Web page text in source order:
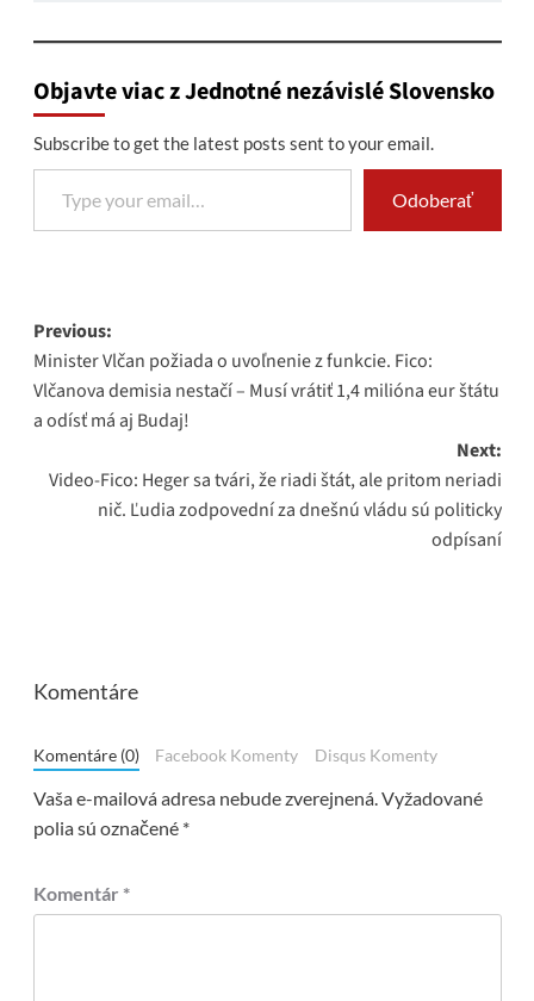
Objavte viac z Jednotné nezávislé Slovensko
Subscribe to get the latest posts sent to your email.
Type your email…
Odoberať
Post
navigation
Previous:
Minister Vlčan požiada o uvoľnenie z funkcie. Fico:
Vlčanova demisia nestačí – Musí vrátiť 1,4 milióna eur štátu
a odísť má aj Budaj!
Next:
Video-Fico: Heger sa tvári, že riadi štát, ale pritom neriadi
nič. Ľudia zodpovední za dnešnú vládu sú politicky
odpísaní
Komentáre
Komentáre (0) Facebook Komenty Disqus Komenty
Vaša e-mailová adresa nebude zverejnená. Vyžadované
polia sú označené *
Komentár *